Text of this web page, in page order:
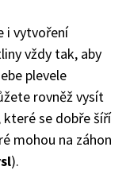
i vytvoření
vždy tak, aby
plevele
rovněž vysít
které se dobře šíří
mohou na záhon
).